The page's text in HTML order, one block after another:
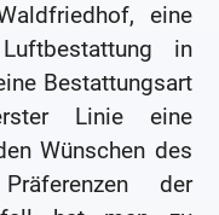
eine
in
Bestattungsart
Linie eine
Wünschen des
der